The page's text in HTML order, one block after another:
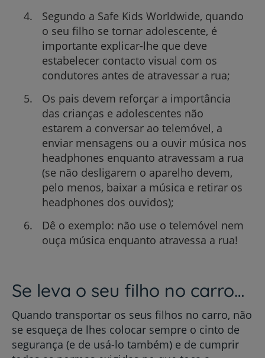
Segundo a Safe Kids Worldwide, quando
o seu filho se tornar adolescente, é
importante explicar-lhe que deve
estabelecer contacto visual com os
condutores antes de atravessar a rua;
Os pais devem reforçar a importância
das crianças e adolescentes não
estarem a conversar ao telemóvel, a
enviar mensagens ou a ouvir música nos
headphones enquanto atravessam a rua
(se não desligarem o aparelho devem,
pelo menos, baixar a música e retirar os
headphones dos ouvidos);
Dê o exemplo: não use o telemóvel nem
ouça música enquanto atravessa a rua!
Se leva o seu filho no carro…
Quando transportar os seus filhos no carro, não
se esqueça de lhes colocar sempre o cinto de
segurança (e de usá-lo também) e de cumprir